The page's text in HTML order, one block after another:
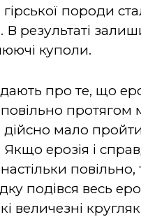
породи
результаті
куполи.
про те, що
протягом
дійсно мало
Якщо ерозія і
повільно,
подівся весь
величезні